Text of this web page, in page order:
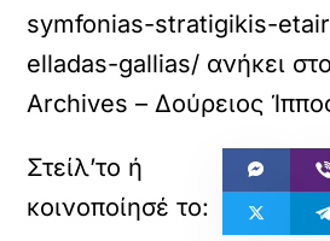
symfonias-stratigikis-
elladas-gallias/ ανήκει στο
Archives – Δούρειος